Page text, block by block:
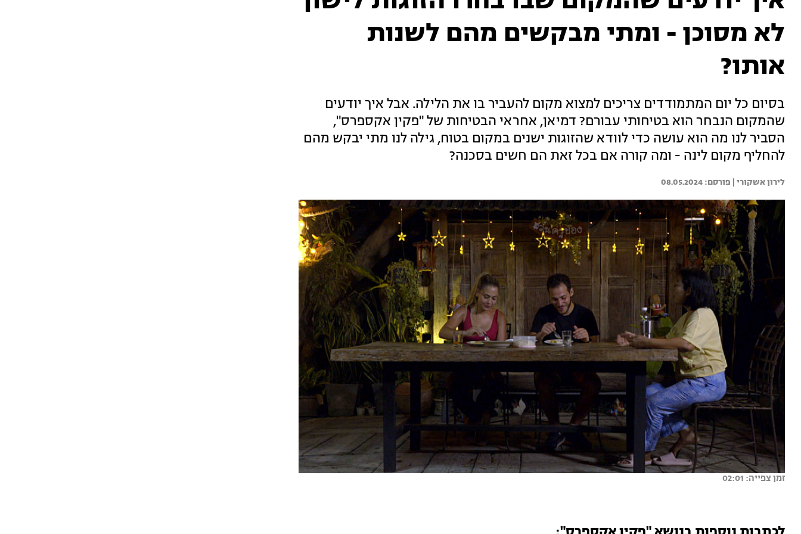
לא מסוכן - ומתי מבקשים מהם לשנות
אותו?
בסיום כל יום המתמודדים צריכים למצוא מקום להעביר בו את הלילה. אבל איך יודעים
שהמקום הנבחר הוא בטיחותי עבורם? דמיאן, אחראי הבטיחות של "פקין אקספרס",
הסביר לנו מה הוא עושה כדי לוודא שהזוגות ישנים במקום בטוח, גילה לנו מתי יבקש מהם
להחליף מקום לינה - ומה קורה אם בכל זאת הם חשים בסכנה?
לירון אשקורי | 08.05.2024
זמן צפייה: 02:01